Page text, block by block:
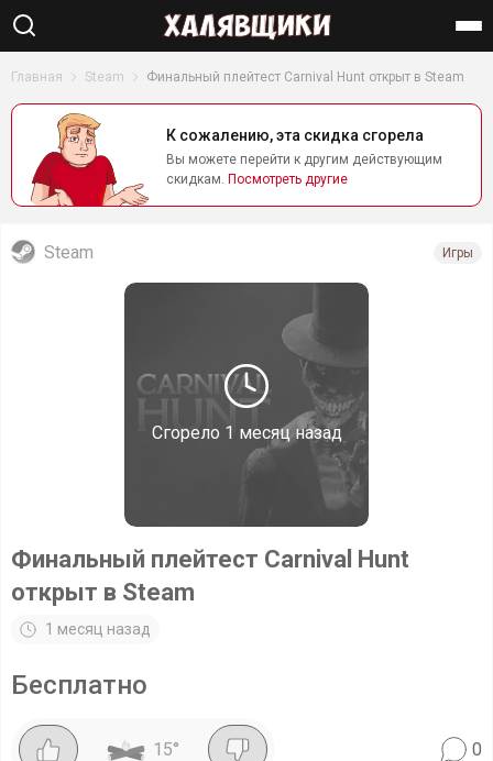
Найти
Главная Steam Финальный плейтест Carnival Hunt открыт в Steam
К сожалению, эта скидка сгорела
Вы можете перейти к другим действующим
скидкам. Посмотреть другие
Сгорело 1 месяц назад
Steam Игры
Финальный плейтест Carnival Hunt
открыт в Steam
1 месяц назад
Бесплатно
15° 0